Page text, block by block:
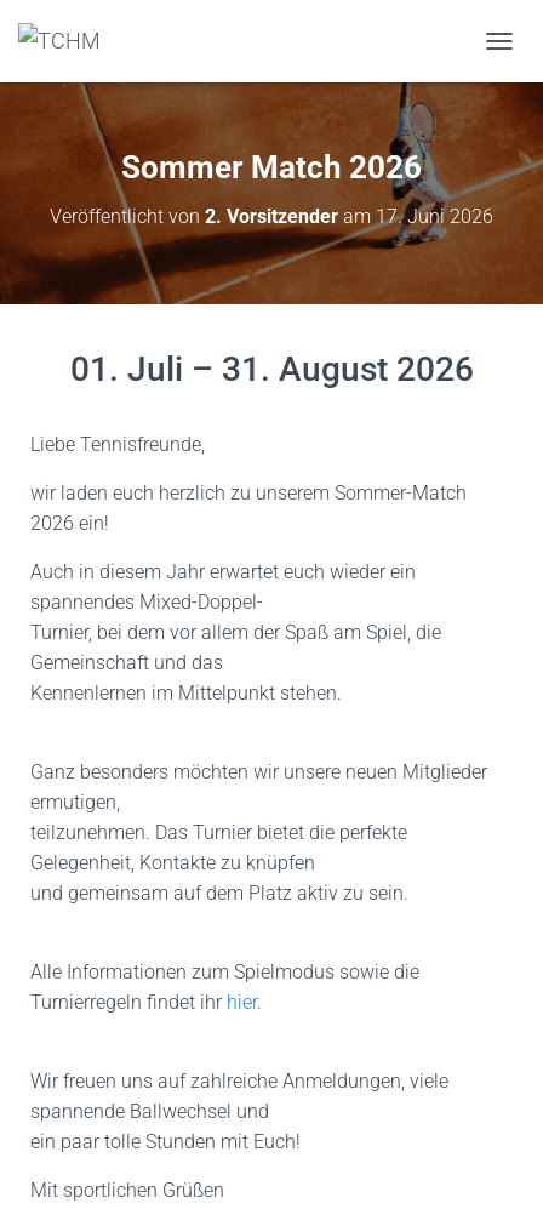
A
G
A
T
Sommer Match 2026
Veröffentlicht von 2. Vorsitzender am 17. Juni 2026
01. Juli – 31. August 2026
Liebe Tennisfreunde,
wir laden euch herzlich zu unserem Sommer-Match
2026 ein!
Auch in diesem Jahr erwartet euch wieder ein
spannendes Mixed-Doppel-
Turnier, bei dem vor allem der Spaß am Spiel, die
Gemeinschaft und das
Kennenlernen im Mittelpunkt stehen.
Ganz besonders möchten wir unsere neuen Mitglieder
ermutigen,
teilzunehmen. Das Turnier bietet die perfekte
Gelegenheit, Kontakte zu knüpfen
und gemeinsam auf dem Platz aktiv zu sein.
Alle Informationen zum Spielmodus sowie die
Turnierregeln findet ihr hier.
Wir freuen uns auf zahlreiche Anmeldungen, viele
spannende Ballwechsel und
ein paar tolle Stunden mit Euch!
Mit sportlichen Grüßen